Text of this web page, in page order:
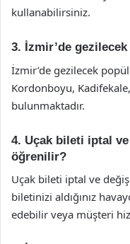
kullanabilirsiniz.
3. İzmir’de
İzmir’de gezilecek
Kordonboyu,
bulunmaktadır.
4. Uçak bileti iptal
öğrenilir?
Uçak bileti iptal ve
biletinizi aldığınız
edebilir veya müşteri